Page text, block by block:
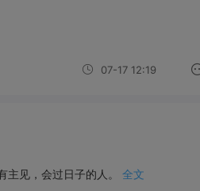
07-17 12:19
主见，会过日子的人。 全文